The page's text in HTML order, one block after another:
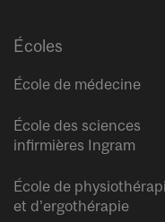
Écoles
École de médecine
École des sciences
infirmières Ingram
École de
et d’ergothérapie